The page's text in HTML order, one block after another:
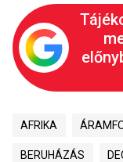
AFRIKA
BERUHÁZÁS